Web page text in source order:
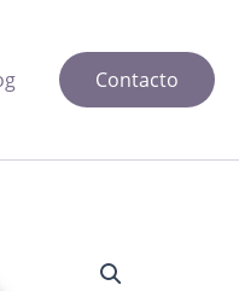
Contacto